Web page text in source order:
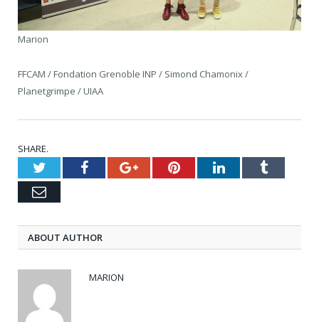
Marion
FFCAM / Fondation Grenoble INP / Simond Chamonix /
Planetgrimpe / UIAA
SHARE.
TwitterFacebookGoogle+PinterestLinkedInTumblr
Email
ABOUT AUTHOR
MARION